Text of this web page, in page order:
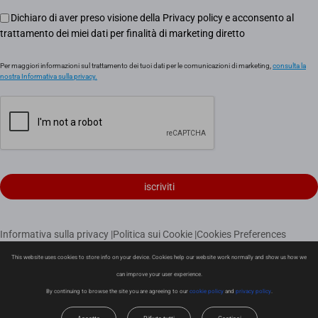
Dichiaro di aver preso visione della Privacy policy e acconsento al
trattamento dei miei dati per finalità di marketing diretto
Per maggiori informazioni sul trattamento dei tuoi dati per le comunicazioni di marketing, consulta la
nostra Informativa sulla privacy.
iscriviti
Informativa sulla privacy |Politica sui Cookie |Cookies Preferences
Politica di reso
Copyright © 2026 EZVIZ Europe B.V. Tutti i diritti riservati.
This website uses cookies to store info on your device. Cookies help our website work normally and show us how we
can improve your user experience.
By continuing to browse the site you are agreeing to our cookie policyand privacy policy.